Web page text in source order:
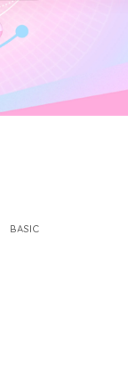
BASIC